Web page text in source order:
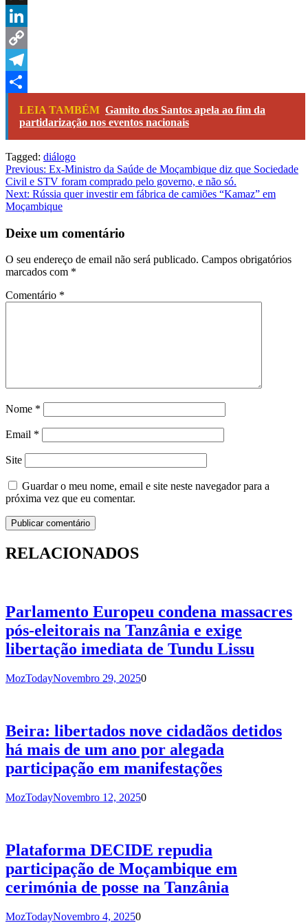
X
LinkedIn
Copy
Link
Telegram
Share
LEIA TAMBÉM Gamito dos Santos apela ao fim da
partidarização nos eventos nacionais
Tagged: diálogo
Navegação
de
artigos
Previous: Ex-Ministro da Saúde de Moçambique diz que Sociedade
Civil e STV foram comprado pelo governo, e não só.
Next: Rússia quer investir em fábrica de camiões “Kamaz” em
Moçambique
Deixe um comentário
O seu endereço de email não será publicado. Campos obrigatórios
marcados com *
Comentário *
Nome *
Email *
Site
Guardar o meu nome, email e site neste navegador para a
próxima vez que eu comentar.
RELACIONADOS
Parlamento Europeu condena massacres
pós-eleitorais na Tanzânia e exige
libertação imediata de Tundu Lissu
MozTodayNovembro 29, 20250
Beira: libertados nove cidadãos detidos
há mais de um ano por alegada
participação em manifestações
MozTodayNovembro 12, 20250
Plataforma DECIDE repudia
participação de Moçambique em
cerimónia de posse na Tanzânia
MozTodayNovembro 4, 20250